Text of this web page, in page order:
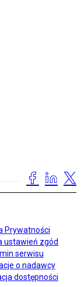
Prywatności
ustawień zgód
serwisu
o nadawcy
dostępności